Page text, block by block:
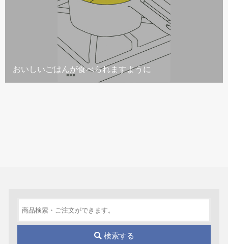
おいしいごはんが食べられますように
検索する